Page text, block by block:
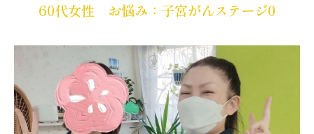
60代女性 お悩み：子宮がんステージ0